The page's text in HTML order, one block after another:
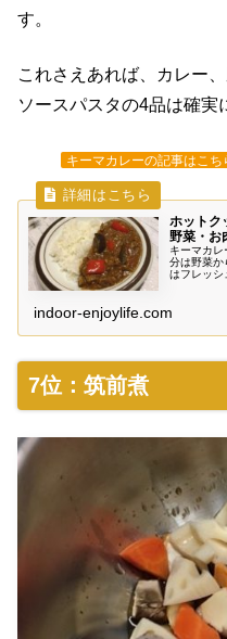
す。
これさえあれば、カレー
ソースパスタの4品は確実
キーマカレーの記事はこち
ホットク
野菜・お
キーマカ
分は野菜か
はフレッシ
りました！
indoor-enjoylife.com
7位：筑前煮